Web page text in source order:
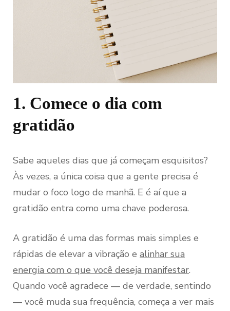
1. Comece o dia com
gratidão
Sabe aqueles dias que já começam esquisitos?
Às vezes, a única coisa que a gente precisa é
mudar o foco logo de manhã. E é aí que a
gratidão entra como uma chave poderosa.
A gratidão é uma das formas mais simples e
rápidas de elevar a vibração e alinhar sua
energia com o que você deseja manifestar.
Quando você agradece — de verdade, sentindo
— você muda sua frequência, começa a ver mais